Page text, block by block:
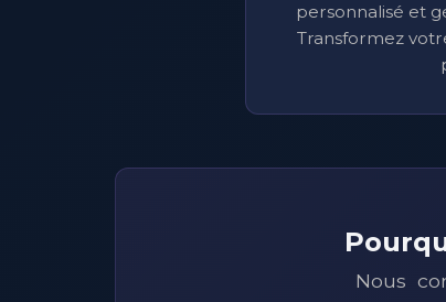
personnalisé et
Transformez
Nous